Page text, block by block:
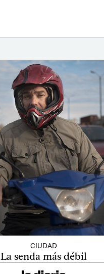
CIUDAD
La senda más débil